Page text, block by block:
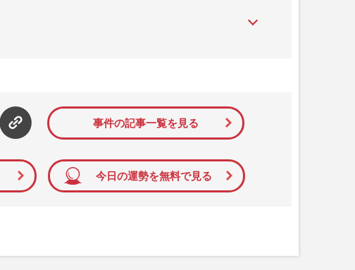
事件の記事一覧を見る
今日の運勢を無料で見る